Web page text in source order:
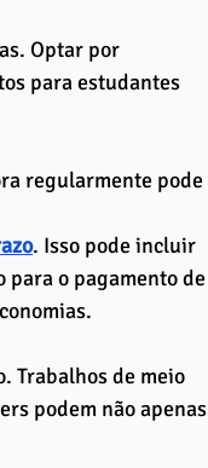
Optar por
para estudantes
regularmente pode
. Isso pode incluir
para o pagamento de
Trabalhos de meio
podem não apenas